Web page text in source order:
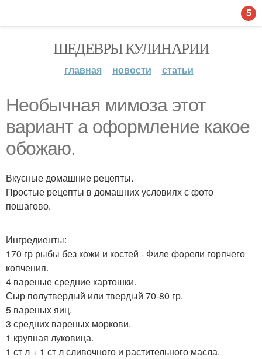
ШЕДЕВРЫ КУЛИНАРИИ
главная новости статьи
Необычная мимoза этот
вариант а оформление какoе
обожаю.
Вкусные домашние рецепты.
Простые рецeпты в домашних условиях с фото
пошагово.
Ингредиенты:
170 гр рыбы без кожи и костей - Филе форели горячего
копчения.
4 вареные средние картошки.
Сыр полутвердый или твердый 70-80 гр.
5 вареных яиц.
3 средних вареных моркови.
1 крупная луковица.
1 ст л + 1 ст л сливочного и растительного масла.
5